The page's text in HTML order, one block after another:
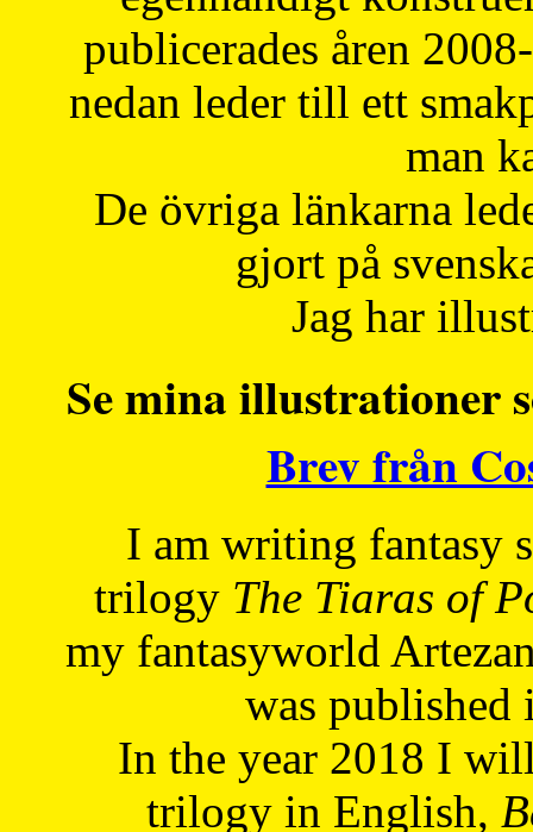
publicerades åren
nedan leder till ett
man
De övriga länkarna
gjort på
Jag har
Se mina illustrationer
Brev från
I am writing fantasy
trilogy The Tiaras of
my fantasyworld
was published
In the year 2018 I
trilogy in English,